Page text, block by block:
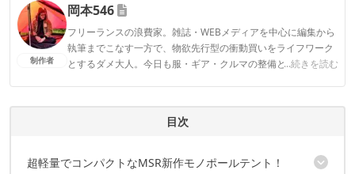
CAMP HACK編集部のプロフィール
制作者
岡本546
フリーランスの浪費家。雑誌・WEBメディアを中心に編集から
執筆までこなす一方で、物欲先行型の衝動買いをライフワーク
とするダメ大人。今日も服・ギア・クルマの整備と浪費に余念
...続きを読む
目次
超軽量でコンパクトなMSR新作モノポールテント！